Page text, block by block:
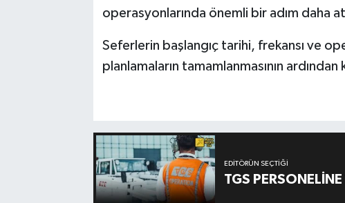
operasyonlarında önemli bir adım daha
Seferlerin başlangıç tarihi, frekansı ve
planlamaların tamamlanmasının
EDITÖRÜN SEÇTIĞI
TGS